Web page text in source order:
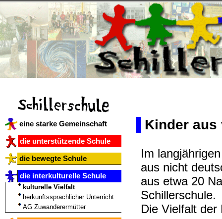
eine starke Gemeinschaft
die unterstützende Schule
die bewegte Schule
die interkulturelle Schule
kulturelle Vielfalt
herkunftssprachlicher Unterricht
AG Zuwanderermütter
Kinder aus
Im
aus nicht
aus etwa 20
Schillerschule.
Die Vielfalt